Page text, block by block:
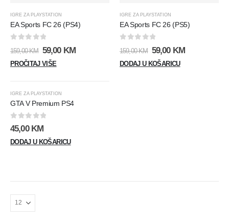
IGRE ZA PLAYSTATION
EA Sports FC 26 (PS4)
out of 5
159,00KM Izvorna
cijena
bila
59,00 KMTrenutna
PROČITAJ VIŠE
IGRE ZA PLAYSTATION
EA Sports FC 26 (PS5)
out of 5
159,00KM Izvorna
cijena
bila
59,00 KMTrenutna
DODAJ U KOŠARICU
IGRE ZA PLAYSTATION
GTA V Premium PS4
0out of 5
45,00 KM
DODAJ U KOŠARICU